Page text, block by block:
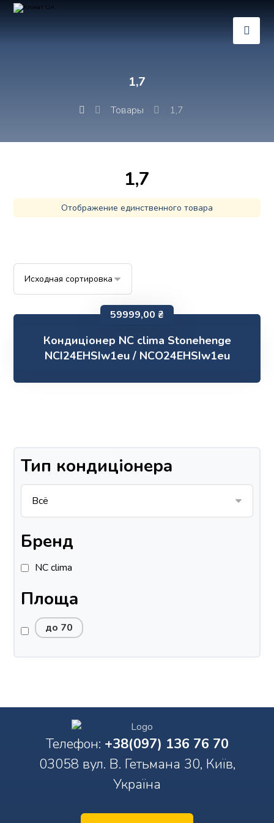
1,7
Товары 1,7
1,7
Отображение единственного товара
Кондиціонер NC clima Stonehenge
NCI24EHSIw1eu / NCO24EHSIw1eu
59999,00 ₴
Тип кондиціонера
Бренд
NC clima
Площа
до 70
Телефон: +38(097) 136 76 70
03058 вул. В. Гетьмана 30, Київ,
Україна